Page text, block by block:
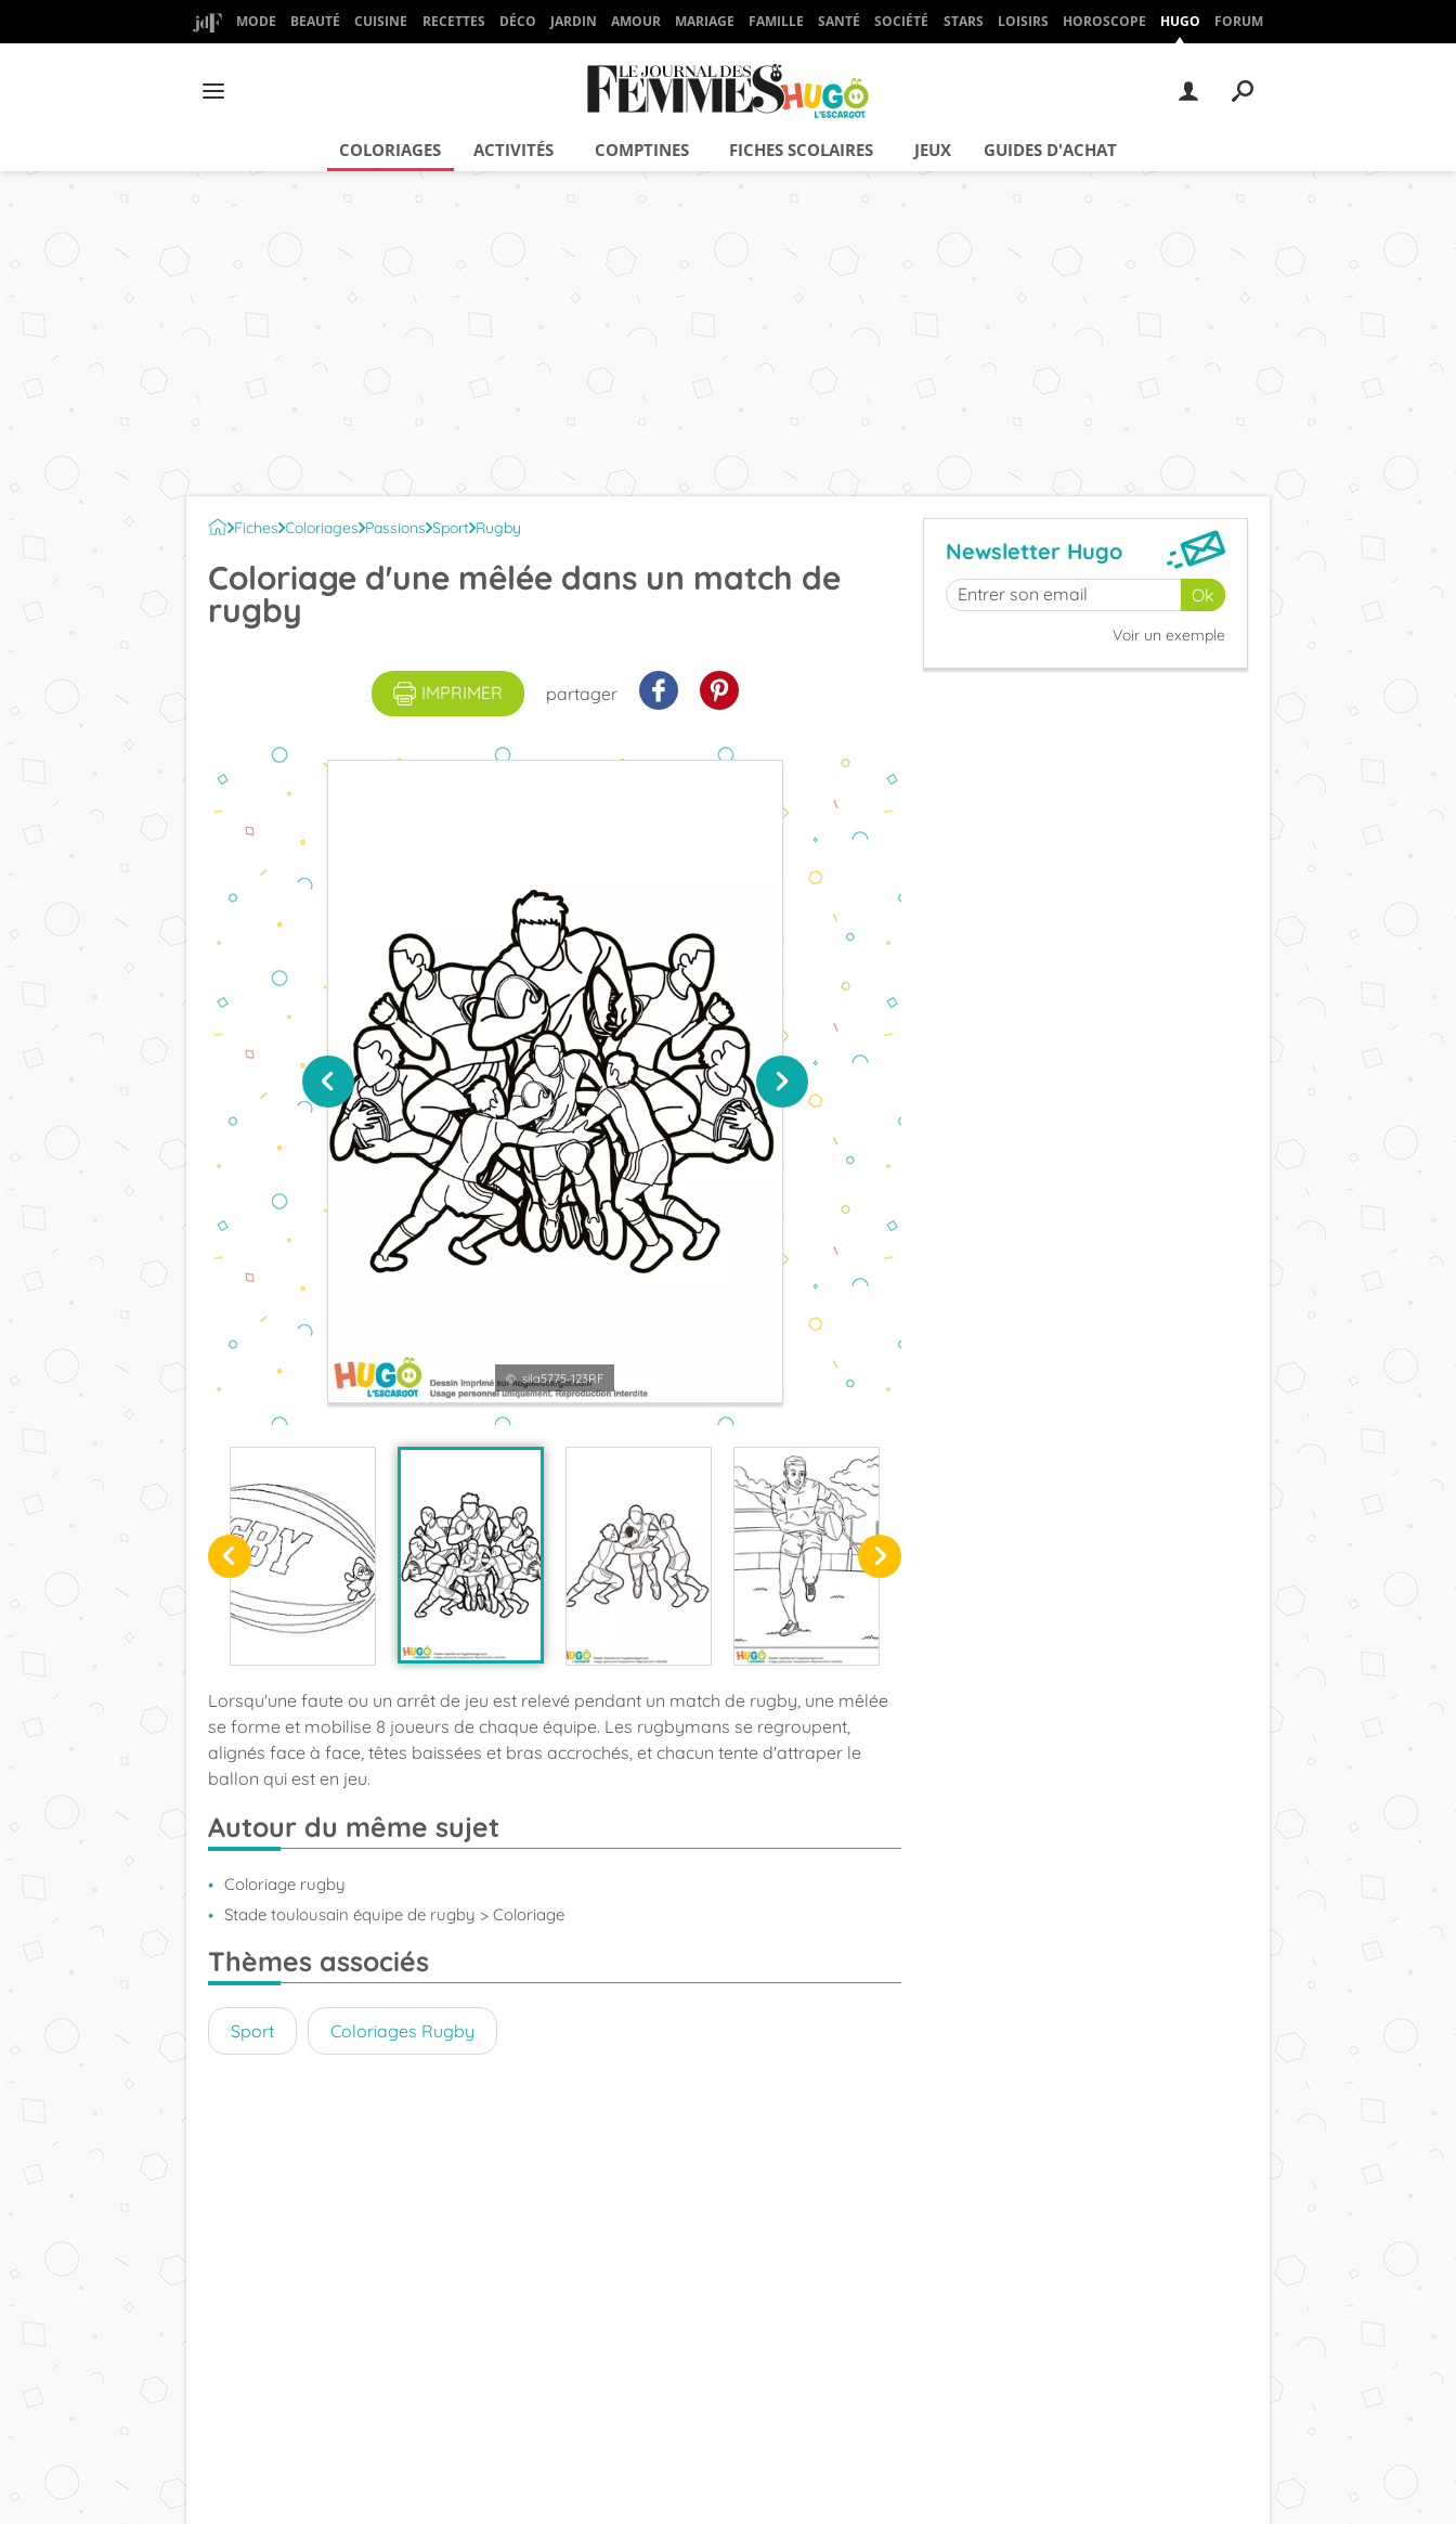
MODE BEAUTÉ CUISINE RECETTES DÉCO JARDIN AMOUR MARIAGE FAMILLE SANTÉ SOCIÉTÉ STARS LOISIRS HOROSCOPE HUGO FORUM
COLORIAGES ACTIVITÉS COMPTINES FICHES SCOLAIRES JEUX GUIDES D'ACHAT
Fiches Coloriages Passions Sport Rugby
Coloriage d'une mêlée dans un match de
rugby
IMPRIMER partager
© sila5775-123RF
Lorsqu'une faute ou un arrêt de jeu est relevé pendant un match de rugby, une mêlée
se forme et mobilise 8 joueurs de chaque équipe. Les rugbymans se regroupent,
alignés face à face, têtes baissées et bras accrochés, et chacun tente d'attraper le
ballon qui est en jeu.
Autour du même sujet
Coloriage rugby
Stade toulousain équipe de rugby > Coloriage
Thèmes associés
Sport Coloriages Rugby
Newsletter Hugo
Voir un exemple